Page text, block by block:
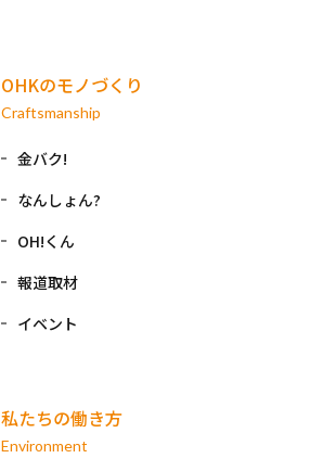
OHKのモノづくり
Craftsmanship
金バク!
なんしょん?
OH!くん
報道取材
イベント
私たちの働き方
Environment